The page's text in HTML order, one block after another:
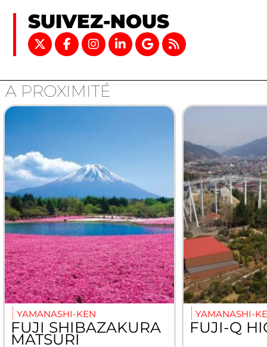
SUIVEZ-NOUS
A PROXIMITÉ
YAMANASHI-KEN
FUJI SHIBAZAKURA
MATSURI
YAMANASHI-
FUJI-Q